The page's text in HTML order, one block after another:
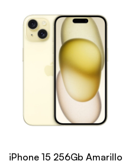
iPhone 15 256Gb Amarillo